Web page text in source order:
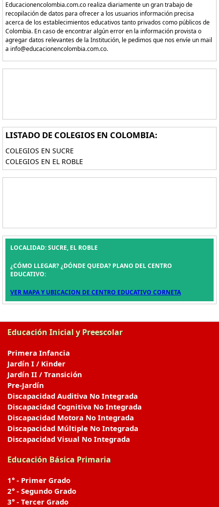
Educacionencolombia.com.co realiza diariamente un gran trabajo de
recopilación de datos para ofrecer a los usuarios información precisa
acerca de los establecimientos educativos tanto privados como públicos de
Colombia. En caso de encontrar algún error en la información provista o
agregar datos relevantes de la Institución, le pedimos que nos envíe un mail
a info@educacionencolombia.com.co.
LISTADO DE COLEGIOS EN COLOMBIA:
COLEGIOS EN SUCRE
COLEGIOS EN EL ROBLE
LOCALIDAD: SUCRE, EL ROBLE
¿CÓMO LLEGAR? ¿DÓNDE QUEDA? PLANO DEL CENTRO
EDUCATIVO:
VER MAPA Y UBICACION DE CENTRO EDUCATIVO CORNETA
Educación Inicial y Preescolar
Primera Infancia
Jardín I / Kinder
Jardín II / Transición
Pre-Jardín
Discapacidad Auditiva No Integrada
Discapacidad Cognitiva No Integrada
Discapacidad Motora No Integrada
Discapacidad Múltiple No Integrada
Discapacidad Visual No Integrada
Educación Básica Primaria
1° - Primer Grado
2° - Segundo Grado
3° - Tercer Grado